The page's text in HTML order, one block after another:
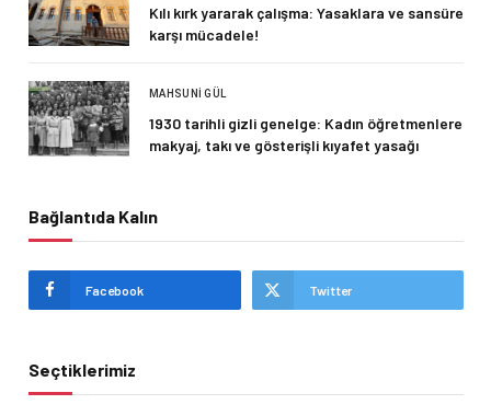
Kılı kırk yararak çalışma: Yasaklara ve sansüre
karşı mücadele!
MAHSUNI GÜL
1930 tarihli gizli genelge: Kadın öğretmenlere
makyaj, takı ve gösterişli kıyafet yasağı
Bağlantıda Kalın
Facebook Twitter
Seçtiklerimiz